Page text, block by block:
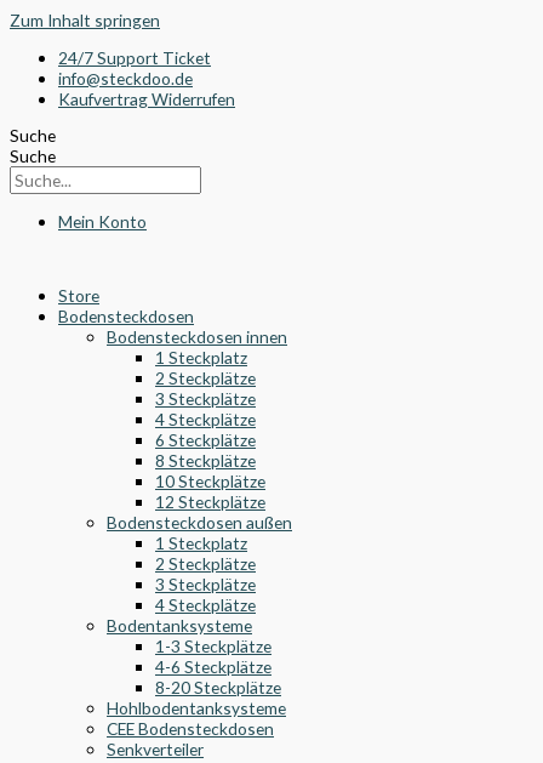
Zum Inhalt springen
24/7 Support Ticket
info@steckdoo.de
Kaufvertrag Widerrufen
Suche
Suche
Mein Konto
Store
Bodensteckdosen
Bodensteckdosen innen
1 Steckplatz
2 Steckplätze
3 Steckplätze
4 Steckplätze
6 Steckplätze
8 Steckplätze
10 Steckplätze
12 Steckplätze
Bodensteckdosen außen
1 Steckplatz
2 Steckplätze
3 Steckplätze
4 Steckplätze
Bodentanksysteme
1-3 Steckplätze
4-6 Steckplätze
8-20 Steckplätze
Hohlbodentanksysteme
CEE Bodensteckdosen
Senkverteiler